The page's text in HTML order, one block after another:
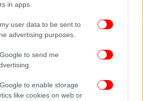
in apps.
user data to be sent to
advertising purposes.
to send me
to enable storage
like cookies on web or